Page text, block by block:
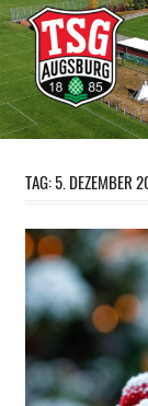
TAG:5. DEZEMBER